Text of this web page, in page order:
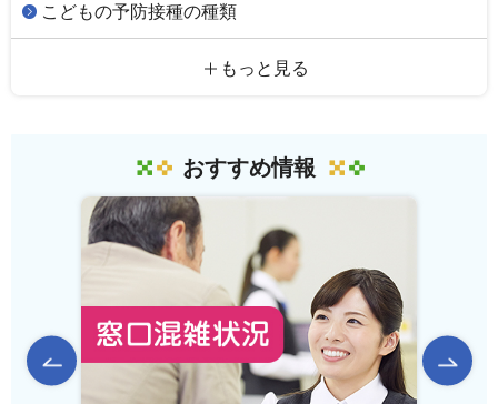
こどもの予防接種の種類
もっと見る
おすすめ情報
前のスライドを表示